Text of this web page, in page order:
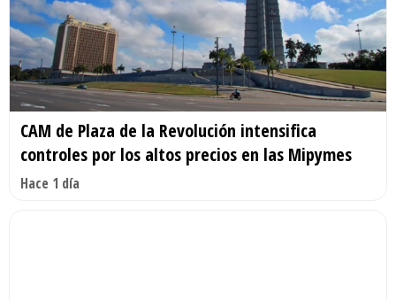
CAM de Plaza de la Revolución intensifica
controles por los altos precios en las Mipymes
Hace 1 día